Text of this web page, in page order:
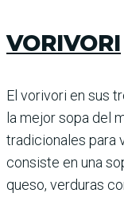
VORIVORI
El vorivori en sus
la mejor sopa del
tradicionales para
consiste en una
queso, verduras